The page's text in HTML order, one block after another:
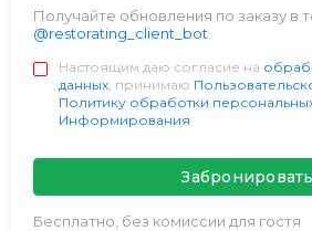
Получайте обновления по заказу в
@restorating_client_bot
Настоящим даю согласие на
данных , принимаю
Политику обработки
Информирования
Забронировать
Бесплатно, без комиссии для гостя